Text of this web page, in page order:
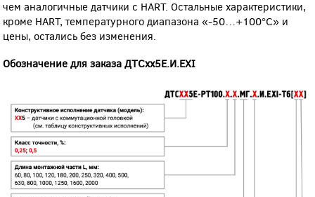
чем аналогичные датчики с HART. Остальные характеристики,
кроме HART, температурного диапазона «-50…+100°С» и
цены, остались без изменения.
Обозначение для заказа ДТСхх5Е.И.EXI